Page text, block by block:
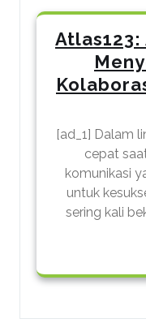
[ad_1] Dalam
cepat
komunikasi
untuk
sering kali